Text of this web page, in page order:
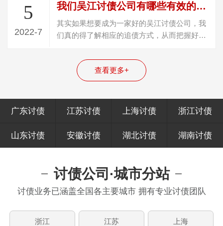
5
2022-7
我们吴江讨债公司有哪些有效的讨债技巧
其实如果想要成为一家好的吴江讨债公司，我
们真的得了解相应的追债方式，从而把握好，
查看更多+
广东讨债 江苏讨债 上海讨债 浙江讨债
山东讨债 安徽讨债 湖北讨债 湖南讨债
讨债公司·城市分站
讨债业务已涵盖全国各主要城市 拥有专业讨债团队
浙江 江苏 上海